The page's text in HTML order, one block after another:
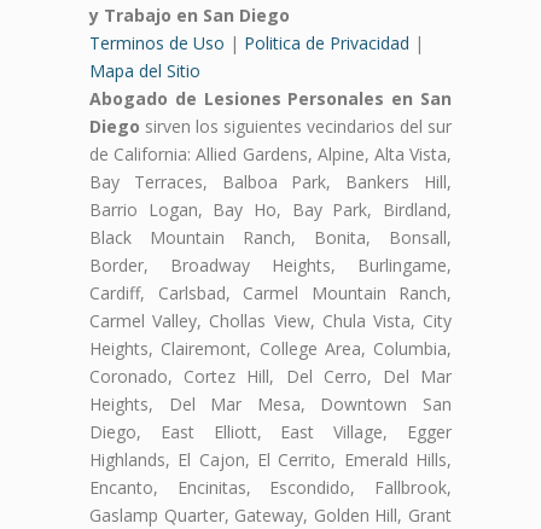
y Trabajo en San Diego
Terminos de Uso | Politica de Privacidad |
Mapa del Sitio
Abogado de Lesiones Personales en San
Diego sirven los siguientes vecindarios del sur
de California: Allied Gardens, Alpine, Alta Vista,
Bay Terraces, Balboa Park, Bankers Hill,
Barrio Logan, Bay Ho, Bay Park, Birdland,
Black Mountain Ranch, Bonita, Bonsall,
Border, Broadway Heights, Burlingame,
Cardiff, Carlsbad, Carmel Mountain Ranch,
Carmel Valley, Chollas View, Chula Vista, City
Heights, Clairemont, College Area, Columbia,
Coronado, Cortez Hill, Del Cerro, Del Mar
Heights, Del Mar Mesa, Downtown San
Diego, East Elliott, East Village, Egger
Highlands, El Cajon, El Cerrito, Emerald Hills,
Encanto, Encinitas, Escondido, Fallbrook,
Gaslamp Quarter, Gateway, Golden Hill, Grant